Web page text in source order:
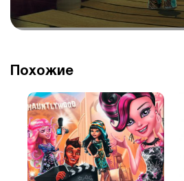
Похожие